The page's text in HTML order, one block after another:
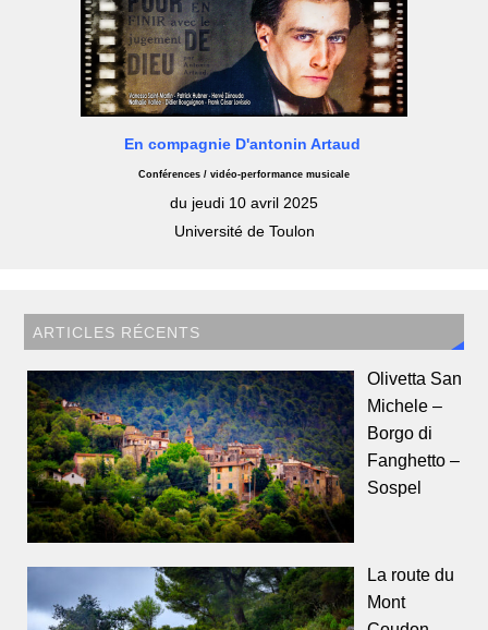
En compagnie D'antonin Artaud
Conférences / vidéo-performance musicale
du jeudi 10 avril 2025
Université de Toulon
ARTICLES RÉCENTS
Olivetta San
Michele –
Borgo di
Fanghetto –
Sospel
La route du
Mont